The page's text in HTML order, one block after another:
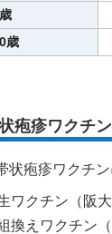
歳
疱疹ワクチ
状疱疹ワクチン
ワクチン（阪
換えワクチン